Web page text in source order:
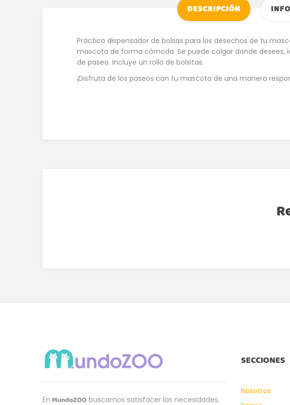
DESCRIPCIÓN
Práctico dispensador de bolsas para los desechos de tu
mascota de forma cómoda. Se puede colgar donde
de paseo. Incluye un rollo de bolsitas.
¡Disfruta de los paseos con tu mascota de una manera
En MundoZOO buscamos satisfacer las necesidades,
SECCIONES
Nosotros